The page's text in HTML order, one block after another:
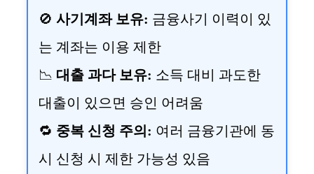
🚫 사기계좌 보유: 금융사기 이력이 있
는 계좌는 이용 제한
📉 대출 과다 보유: 소득 대비 과도한
대출이 있으면 승인 어려움
🔁 중복 신청 주의: 여러 금융기관에 동
시 신청 시 제한 가능성 있음